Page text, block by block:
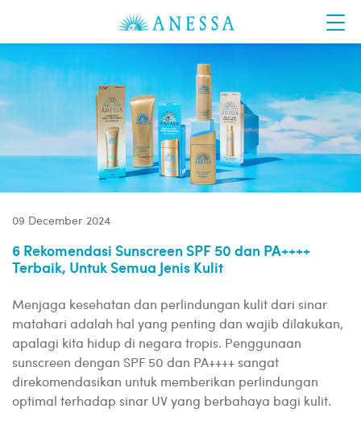
09 December 2024
6 Rekomendasi Sunscreen SPF 50 dan PA++++
Terbaik, Untuk Semua Jenis Kulit
Menjaga kesehatan dan perlindungan kulit dari sinar
matahari adalah hal yang penting dan wajib dilakukan,
apalagi kita hidup di negara tropis. Penggunaan
sunscreen dengan SPF 50 dan PA++++ sangat
direkomendasikan untuk memberikan perlindungan
optimal terhadap sinar UV yang berbahaya bagi kulit.